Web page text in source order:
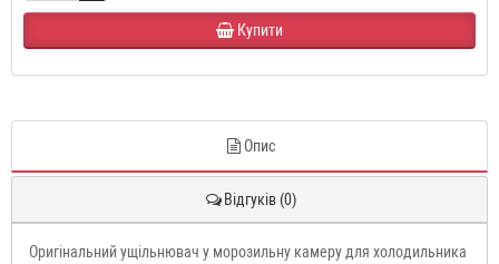
Купити
Опис
Відгуків (0)
Оригінальний ущільнювач у морозильну камеру для холодильника